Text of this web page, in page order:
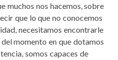
muchos nos hacemos, sobre
que lo que no conocemos
necesitamos encontrarle
momento en que dotamos
somos capaces de